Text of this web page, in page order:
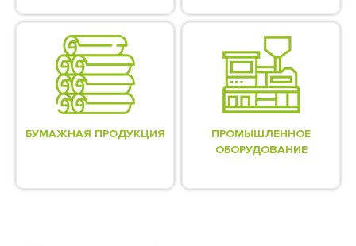
БУМАЖНАЯ ПРОДУКЦИЯ
ПРОМЫШЛЕННОЕ
ОБОРУДОВАНИЕ